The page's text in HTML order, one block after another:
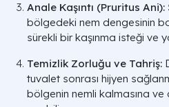
Anale Kaşıntı (Pruritus Ani):
bölgedeki nem dengesinin
sürekli bir kaşınma isteği ve
Temizlik Zorluğu ve Tahriş:
tuvalet sonrası hijyen
bölgenin nemli kalmasına